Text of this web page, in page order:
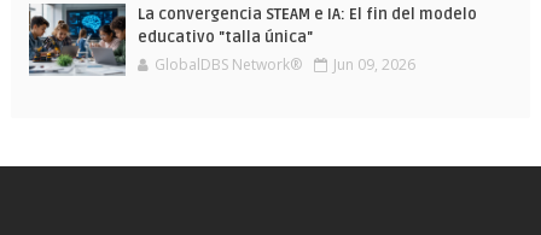
La convergencia STEAM e IA: El fin del modelo
educativo "talla única"
GlobalDBS Network® Jun 09, 2026